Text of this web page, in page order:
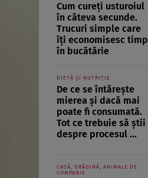
Cum cureți usturoiul
în câteva secunde.
Trucuri simple care
îți economisesc timp
în bucătărie
DIETĂ ȘI NUTRIȚIE
De ce se întărește
mierea și dacă mai
poate fi consumată.
Tot ce trebuie să știi
despre procesul ...
CASĂ, GRĂDINĂ, ANIMALE DE
COMPANIE